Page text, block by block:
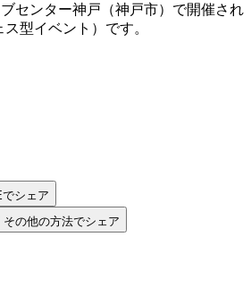
センター神戸（神戸市）で開催され
型イベント）です。
でシェア
その他の方法でシェア